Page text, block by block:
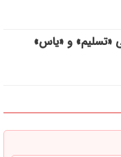
«تسلیم» و «یاس»